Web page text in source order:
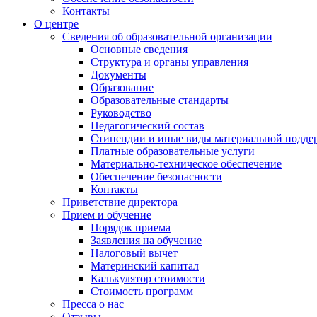
Контакты
О центре
Сведения об образовательной организации
Основные сведения
Структура и органы управления
Документы
Образование
Образовательные стандарты
Руководство
Педагогический состав
Стипендии и иные виды материальной
Платные образовательные услуги
Материально-техническое обеспечение
Обеспечение безопасности
Контакты
Приветствие директора
Прием и обучение
Порядок приема
Заявления на обучение
Налоговый вычет
Материнский капитал
Калькулятор стоимости
Стоимость программ
Пресса о нас